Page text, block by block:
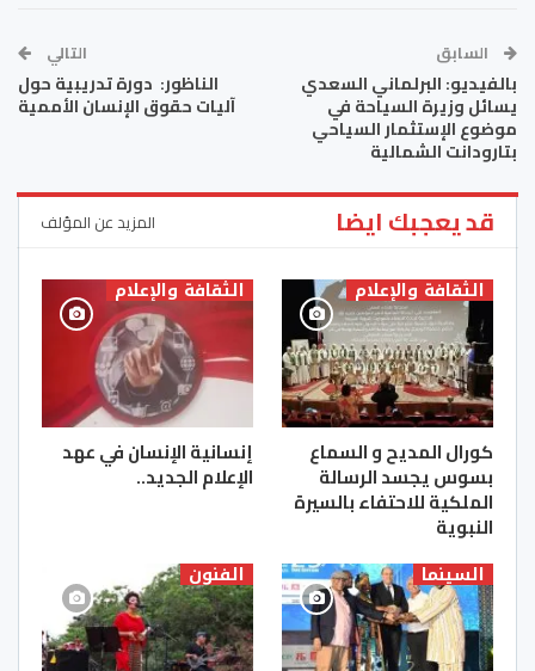
السابق
بالفيديو: البرلماني السعدي
يسائل وزيرة السياحة في
موضوع الإستثمار السياحي
بتارودانت الشمالية
التالي
الناظور: دورة تدريبية حول
آليات حقوق الإنسان الأممية
قد يعجبك ايضا المزيد عن المؤلف
الثقافة والإعلام
كورال المديح و السماع
بسوس يجسد الرسالة
الملكية للاحتفاء بالسيرة
النبوية
الثقافة والإعلام
إنسانية الإنسان في عهد
الإعلام الجديد..
السينما الفنون